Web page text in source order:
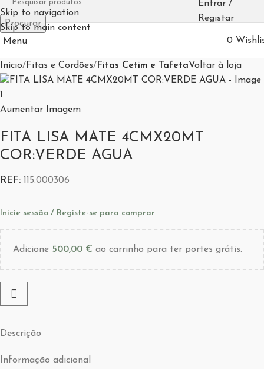
Skip to navigation
Skip to main content
Procurar
Entrar /
Registar
Menu 0
Início Fitas e Cordões Fitas Cetim e TafetaVoltar à loja
Aumentar Imagem
FITA LISA MATE 4CMX20MT
COR:VERDE AGUA
REF: 115.000306
Inicie sessão / Registe-se para comprar
Adicione 500,00 € ao carrinho para ter portes grátis.
Descrição
Informação adicional